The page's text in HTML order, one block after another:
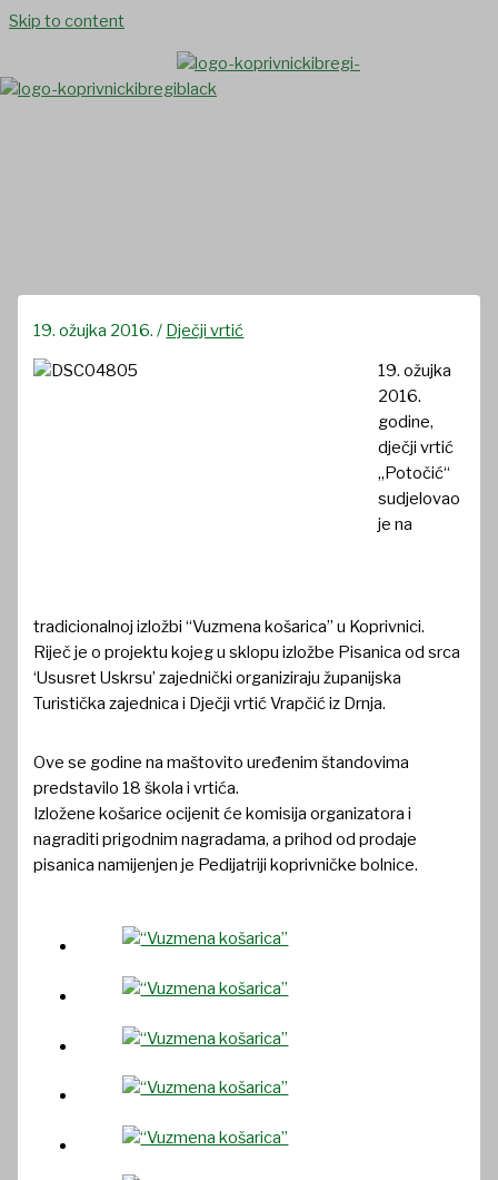
Skip to content
19. ožujka 2016./ Dječji vrtić
19. ožujka
2016.
godine,
dječji vrtić
„Potočić“
sudjelovao
je na
tradicionalnoj izložbi “Vuzmena košarica” u Koprivnici.
Riječ je o projektu kojeg u sklopu izložbe Pisanica od srca
‘Ususret Uskrsu’ zajednički organiziraju županijska
Turistička zajednica i Dječji vrtić Vrapčić iz Drnja.
Ove se godine na maštovito uređenim štandovima
predstavilo 18 škola i vrtića.
Izložene košarice ocijenit će komisija organizatora i
nagraditi prigodnim nagradama, a prihod od prodaje
pisanica namijenjen je Pedijatriji koprivničke bolnice.